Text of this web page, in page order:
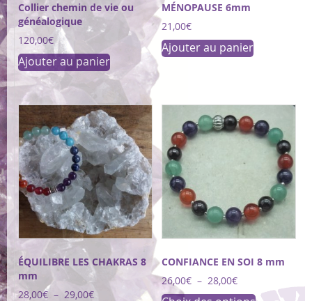
Collier chemin de vie ou
généalogique
120,00€
Ajouter au panier
MÉNOPAUSE 6mm
21,00€
Ajouter au panier
ÉQUILIBRE LES CHAKRAS 8
mm
28,00€ – 29,00€Plage
CONFIANCE EN SOI 8 mm
26,00€ – 28,00€Plage
de